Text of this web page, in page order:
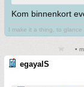
Kom binnenkort
I make it a thing, to glance
•
egayalS